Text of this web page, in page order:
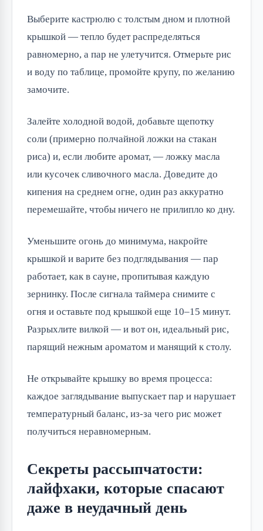
Выберите кастрюлю с толстым дном и плотной
крышкой — тепло будет распределяться
равномерно, а пар не улетучится. Отмерьте рис
и воду по таблице, промойте крупу, по желанию
замочите.
Залейте холодной водой, добавьте щепотку
соли (примерно полчайной ложки на стакан
риса) и, если любите аромат, — ложку масла
или кусочек сливочного масла. Доведите до
кипения на среднем огне, один раз аккуратно
перемешайте, чтобы ничего не прилипло ко дну.
Уменьшите огонь до минимума, накройте
крышкой и варите без подглядывания — пар
работает, как в сауне, пропитывая каждую
зернинку. После сигнала таймера снимите с
огня и оставьте под крышкой еще 10–15 минут.
Разрыхлите вилкой — и вот он, идеальный рис,
парящий нежным ароматом и манящий к столу.
Не открывайте крышку во время процесса:
каждое заглядывание выпускает пар и нарушает
температурный баланс, из-за чего рис может
получиться неравномерным.
Секреты рассыпчатости:
лайфхаки, которые спасают
даже в неудачный день